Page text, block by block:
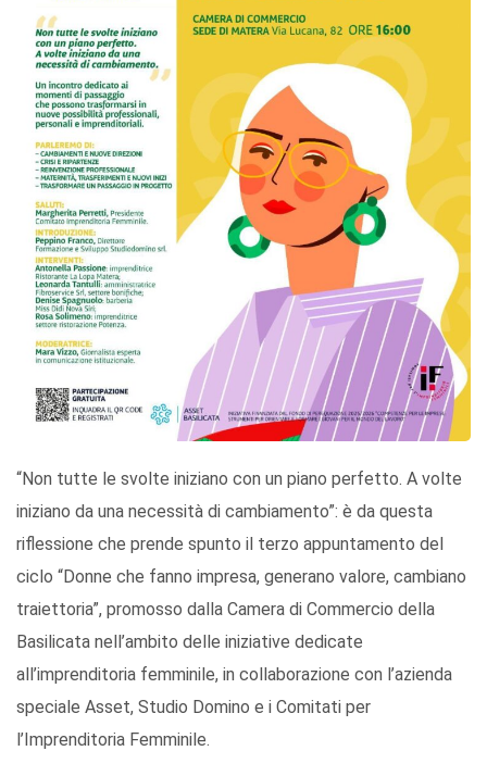
“Non tutte le svolte iniziano con un piano perfetto. A volte
iniziano da una necessità di cambiamento”: è da questa
riflessione che prende spunto il terzo appuntamento del
ciclo “Donne che fanno impresa, generano valore, cambiano
traiettoria”, promosso dalla Camera di Commercio della
Basilicata nell’ambito delle iniziative dedicate
all’imprenditoria femminile, in collaborazione con l’azienda
speciale Asset, Studio Domino e i Comitati per
l’Imprenditoria Femminile.